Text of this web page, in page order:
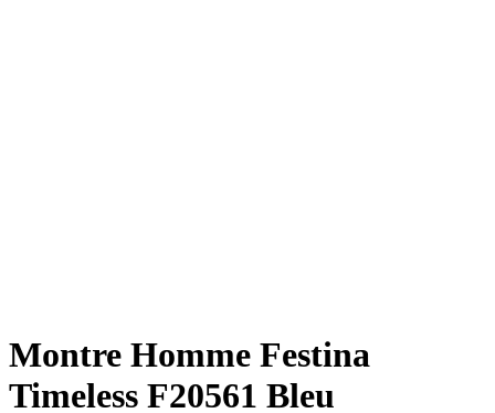
Montre Homme Festina
Timeless F20561 Bleu